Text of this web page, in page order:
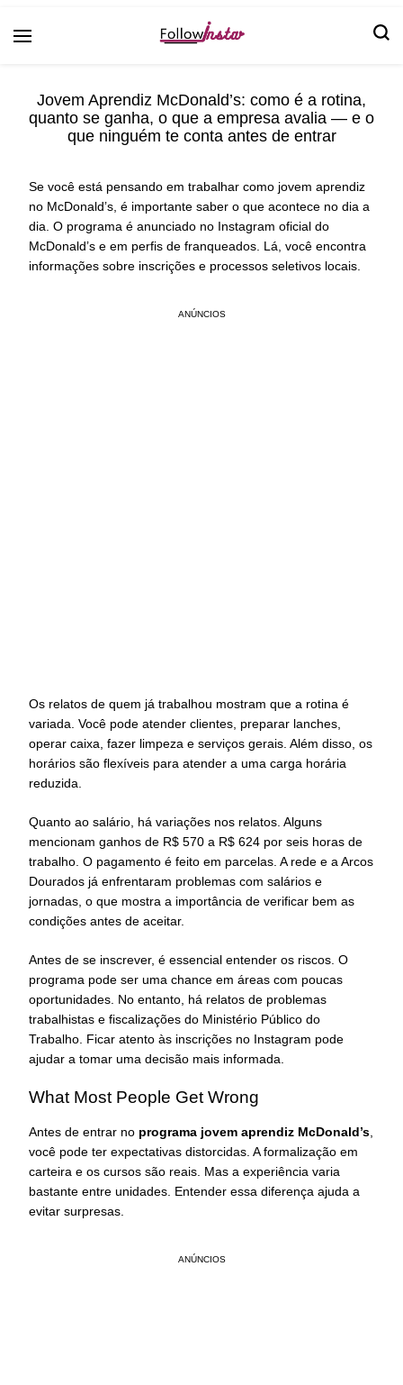
Jovem Aprendiz McDonald’s: como é a rotina,
quanto se ganha, o que a empresa avalia — e o
que ninguém te conta antes de entrar
Se você está pensando em trabalhar como jovem aprendiz
no McDonald’s, é importante saber o que acontece no dia a
dia. O programa é anunciado no Instagram oficial do
McDonald’s e em perfis de franqueados. Lá, você encontra
informações sobre inscrições e processos seletivos locais.
ANÚNCIOS
Os relatos de quem já trabalhou mostram que a rotina é
variada. Você pode atender clientes, preparar lanches,
operar caixa, fazer limpeza e serviços gerais. Além disso, os
horários são flexíveis para atender a uma carga horária
reduzida.
Quanto ao salário, há variações nos relatos. Alguns
mencionam ganhos de R$ 570 a R$ 624 por seis horas de
trabalho. O pagamento é feito em parcelas. A rede e a Arcos
Dourados já enfrentaram problemas com salários e
jornadas, o que mostra a importância de verificar bem as
condições antes de aceitar.
Antes de se inscrever, é essencial entender os riscos. O
programa pode ser uma chance em áreas com poucas
oportunidades. No entanto, há relatos de problemas
trabalhistas e fiscalizações do Ministério Público do
Trabalho. Ficar atento às inscrições no Instagram pode
ajudar a tomar uma decisão mais informada.
What Most People Get Wrong
Antes de entrar no programa jovem aprendiz McDonald’s,
você pode ter expectativas distorcidas. A formalização em
carteira e os cursos são reais. Mas a experiência varia
bastante entre unidades. Entender essa diferença ajuda a
evitar surpresas.
ANÚNCIOS